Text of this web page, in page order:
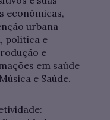
econômicas,
urbana
política e
e
em saúde
e Saúde.